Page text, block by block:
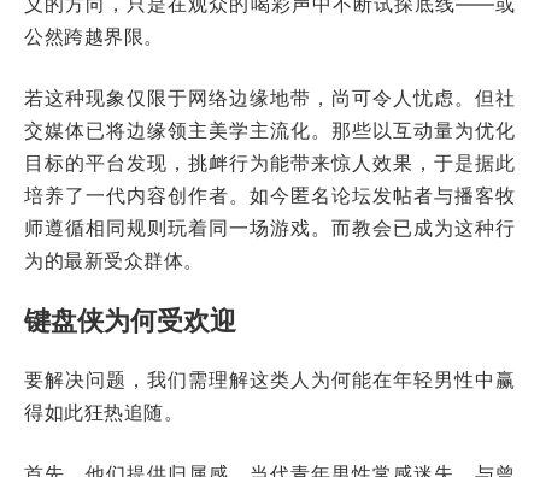
公然跨越界限。
若这种现象仅限于网络边缘地带，尚可令人忧虑。但社
交媒体已将边缘领主美学主流化。那些以互动量为优化
目标的平台发现，挑衅行为能带来惊人效果，于是据此
培养了一代内容创作者。如今匿名论坛发帖者与播客牧
师遵循相同规则玩着同一场游戏。而教会已成为这种行
为的最新受众群体。
键盘侠为何受欢迎
要解决问题，我们需理解这类人为何能在年轻男性中赢
得如此狂热追随。